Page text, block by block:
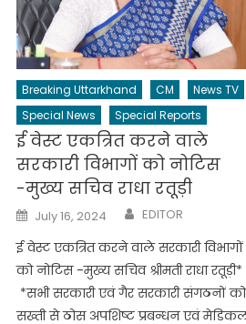
Breaking Uttarkhand CM
News TV
Special News
Special Reports
ई वेस्ट एकत्रित करने वाले
सरकारी विभागों को नोटिस
-मुख्य सचिव राधा रतूड़ी
Posted
on
July 16, 2024 Author
EDITOR
ई वेस्ट एकत्रित करने वाले सरकारी विभागों
को नोटिस -मुख्य सचिव श्रीमती राधा रतूड़ी*
*सभी सरकारी एवं गैर सरकारी संगठनों को
सख्ती से ठोस अपशिष्ट प्रबन्धन एवं